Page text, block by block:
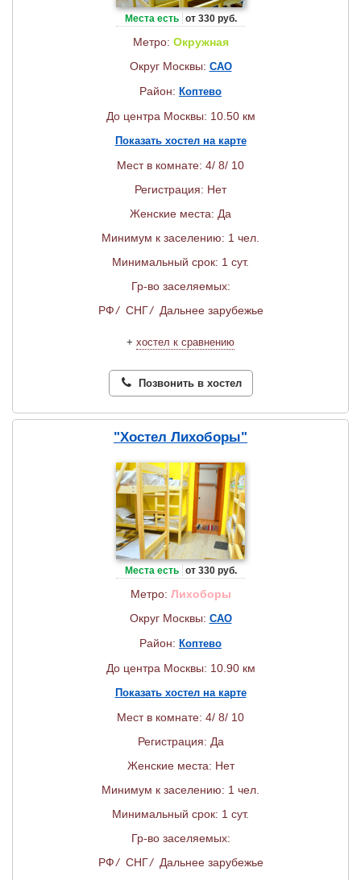
Места есть от 330 руб.
Метро: Окружная
Округ Москвы: САО
Район: Коптево
До центра Москвы: 10.50 км
Показать хостел на карте
Мест в комнате: 4/ 8/ 10
Регистрация: Нет
Женские места: Да
Минимум к заселению: 1 чел.
Минимальный срок: 1 сут.
Гр-во заселяемых:
РФ/ СНГ/ Дальнее зарубежье
+ хостел к сравнению
Позвонить в хостел
"Хостел Лихоборы"
Места есть от 330 руб.
Метро: Лихоборы
Округ Москвы: САО
Район: Коптево
До центра Москвы: 10.90 км
Показать хостел на карте
Мест в комнате: 4/ 8/ 10
Регистрация: Да
Женские места: Нет
Минимум к заселению: 1 чел.
Минимальный срок: 1 сут.
Гр-во заселяемых:
РФ/ СНГ/ Дальнее зарубежье